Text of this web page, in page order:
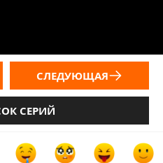
СЕРИЙ
СЛЕДУЮЩАЯ